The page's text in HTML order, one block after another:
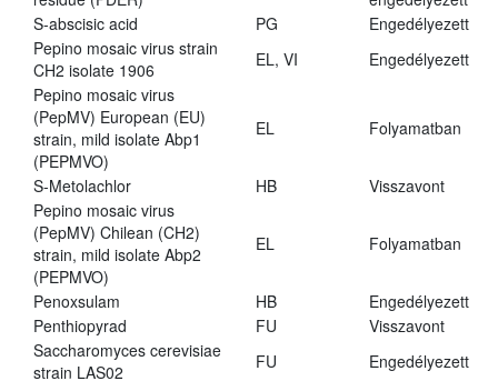
S-abscisic acid
PG
Engedélyezett
Pepino mosaic virus strain
CH2 isolate 1906
EL, VI
Engedélyezett
Pepino mosaic virus
(PepMV) European (EU)
strain, mild isolate Abp1
(PEPMVO)
EL Folyamatban
S-Metolachlor HB
Visszavont
Pepino mosaic virus
(PepMV) Chilean (CH2)
strain, mild isolate Abp2
(PEPMVO)
EL Folyamatban
Penoxsulam HB
Engedélyezett
Penthiopyrad
FU
Visszavont
Saccharomyces cerevisiae
strain LAS02
FU
Engedélyezett